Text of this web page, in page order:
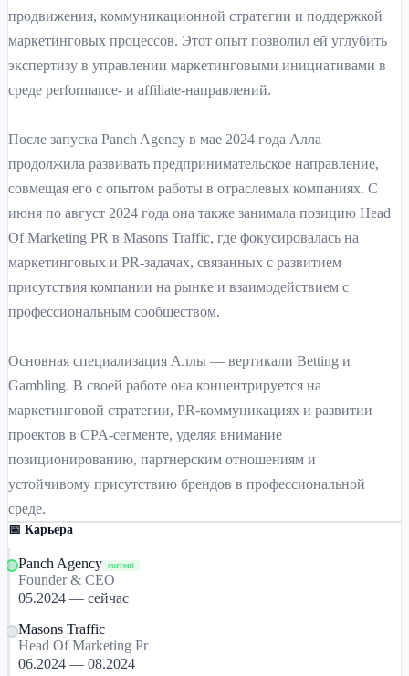
продвижения, коммуникационной стратегии и поддержкой
маркетинговых процессов. Этот опыт позволил ей углубить
экспертизу в управлении маркетинговыми инициативами в
среде performance- и affiliate-направлений.
После запуска Panch Agency в мае 2024 года Алла
продолжила развивать предпринимательское направление,
совмещая его с опытом работы в отраслевых компаниях. С
июня по август 2024 года она также занимала позицию Head
Of Marketing PR в Masons Traffic, где фокусировалась на
маркетинговых и PR-задачах, связанных с развитием
присутствия компании на рынке и взаимодействием с
профессиональным сообществом.
Основная специализация Аллы — вертикали Betting и
Gambling. В своей работе она концентрируется на
маркетинговой стратегии, PR-коммуникациях и развитии
проектов в CPA-сегменте, уделяя внимание
позиционированию, партнерским отношениям и
устойчивому присутствию брендов в профессиональной
среде.
📅 Карьера
Panch Agency current
Founder & CEO
05.2024 — сейчас
Masons Traffic
Head Of Marketing Pr
06.2024 — 08.2024